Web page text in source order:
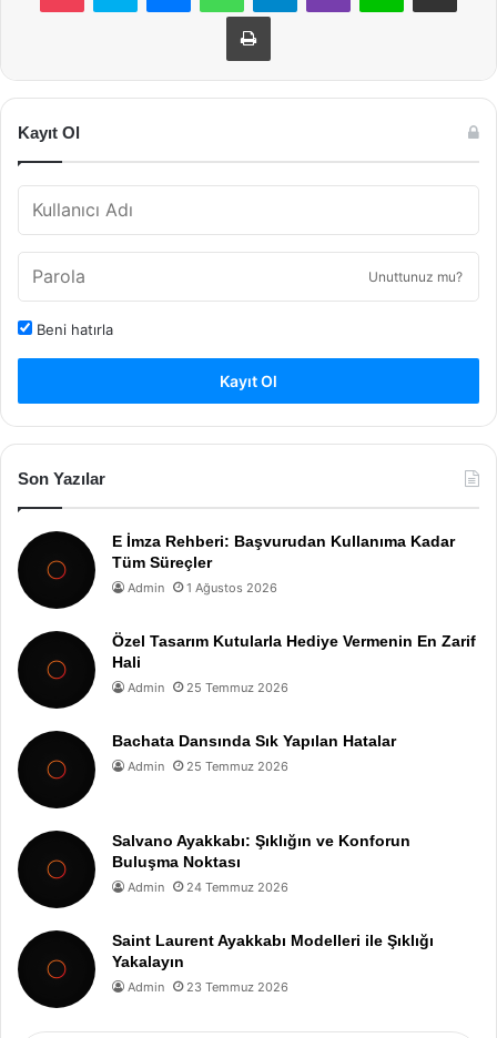
Yazdır
Kayıt Ol
Unuttunuz mu?
Beni hatırla
Kayıt Ol
Son Yazılar
E İmza Rehberi: Başvurudan Kullanıma Kadar
Tüm Süreçler
Admin 1 Ağustos 2026
Özel Tasarım Kutularla Hediye Vermenin En Zarif
Hali
Admin 25 Temmuz 2026
Bachata Dansında Sık Yapılan Hatalar
Admin 25 Temmuz 2026
Salvano Ayakkabı: Şıklığın ve Konforun
Buluşma Noktası
Admin 24 Temmuz 2026
Saint Laurent Ayakkabı Modelleri ile Şıklığı
Yakalayın
Admin 23 Temmuz 2026